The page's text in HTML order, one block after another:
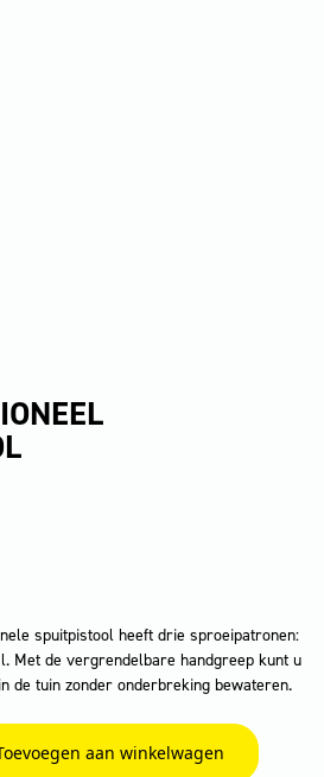
spuitpistool heeft drie sproeipatronen:
Met de vergrendelbare handgreep kunt u
de tuin zonder onderbreking bewateren.
aan winkelwagen